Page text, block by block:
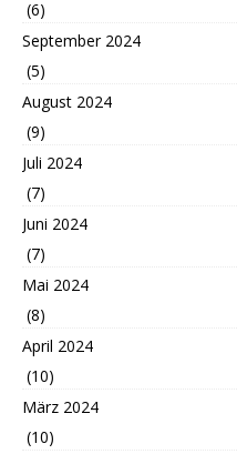
(6)
September 2024
(5)
August 2024
(9)
Juli 2024
(7)
Juni 2024
(7)
Mai 2024
(8)
April 2024
(10)
März 2024
(10)